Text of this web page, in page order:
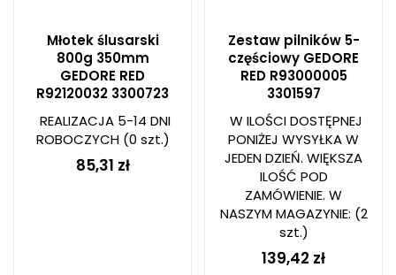
Młotek ślusarski
800g 350mm
GEDORE RED
R92120032 3300723
REALIZACJA 5-14 DNI
ROBOCZYCH(0 szt.)
85,31 zł
Zestaw pilników 5-
częściowy GEDORE
RED R93000005
3301597
W ILOŚCI DOSTĘPNEJ
PONIŻEJ WYSYŁKA W
JEDEN DZIEŃ. WIĘKSZA
ILOŚĆ POD
ZAMÓWIENIE. W
NASZYM MAGAZYNIE: (2
szt.)
139,42 zł